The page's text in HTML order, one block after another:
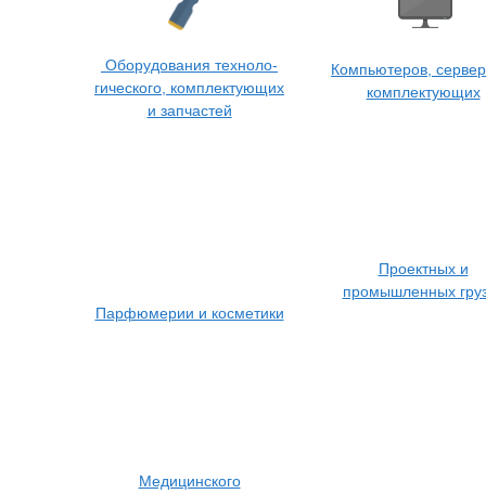
Оборудования техноло-
гического, комплектующих
и запчастей
Компьютеров,
комплектующих
Парфюмерии и косметики
Проектных и
промышленных
Медицинского